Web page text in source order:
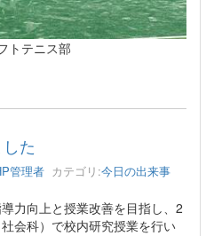
トテニス部
た
管理者 カテゴリ:今日の出来事
力向上と授業改善を目指し、2
会科）で校内研究授業を行い